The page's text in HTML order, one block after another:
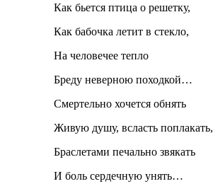
Как бьется птица о решетку,
Как бабочка летит в стекло,
На человечее тепло
Бреду неверною походкой…
Смертельно хочется обнять
Живую душу, всласть поплакать,
Браслетами печально звякать
И боль сердечную унять…